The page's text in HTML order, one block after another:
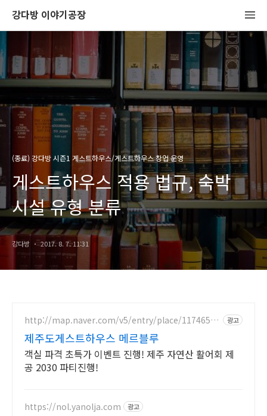
강다방 이야기공장
(종료) 강다방 시즌1 게스트하우스/게스트하우스 창업 운영
게스트하우스 적용 법규, 숙박
시설 유형 분류
강다방 2017. 8. 7. 11:31
http://map.naver.com/v5/entry/place/11746515
광고
제주도게스트하우스 메르블루
객실 파격 초특가 이벤트 진행! 제주 자연산 활어회 제
공 2030 파티진행!
https://nol.yanolja.com 광고